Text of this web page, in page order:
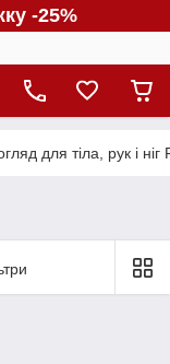
-25%
для тіла, рук і